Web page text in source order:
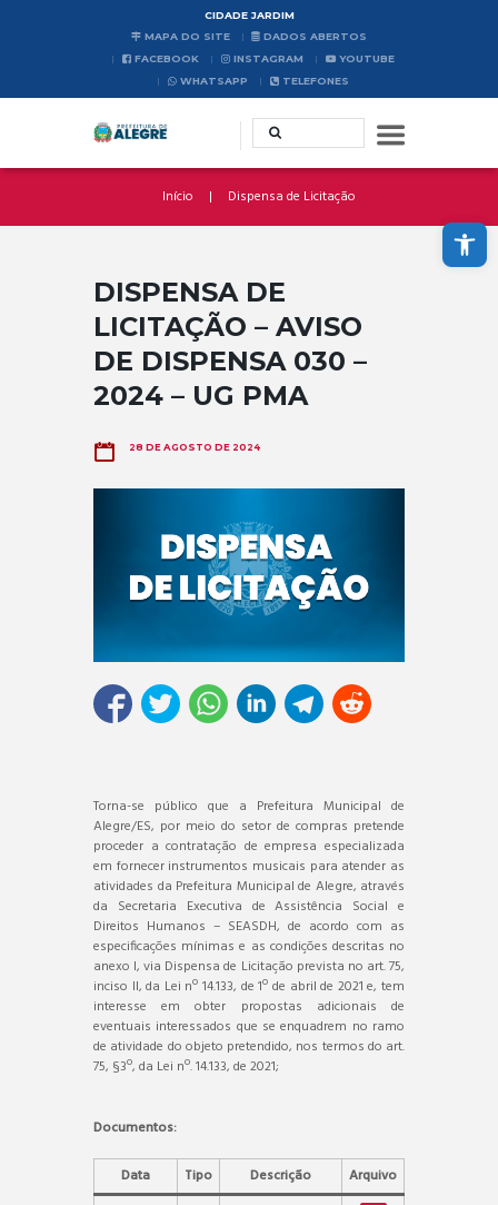
Abrir a barra de ferramentas
CIDADE JARDIM
MAPA DO SITE
DADOS ABERTOS
FACEBOOK
INSTAGRAM
YOUTUBE
WHATSAPP
TELEFONES
Início Dispensa de Licitação
DISPENSA DE
LICITAÇÃO – AVISO
DE DISPENSA 030 –
2024 – UG PMA
28 DE AGOSTO DE 2024
Torna-se público que a Prefeitura Municipal de
Alegre/ES, por meio do setor de compras pretende
proceder a contratação de empresa especializada
em fornecer instrumentos musicais para atender as
atividades da Prefeitura Municipal de Alegre, através
da Secretaria Executiva de Assistência Social e
Direitos Humanos – SEASDH, de acordo com as
especificações mínimas e as condições descritas no
anexo I, via Dispensa de Licitação prevista no art. 75,
inciso II, da Lei nº 14.133, de 1º de abril de 2021 e, tem
interesse em obter propostas adicionais de
eventuais interessados que se enquadrem no ramo
de atividade do objeto pretendido, nos termos do art.
75, §3º, da Lei nº. 14.133, de 2021;
Documentos:
Data Tipo Descrição
Arquivo